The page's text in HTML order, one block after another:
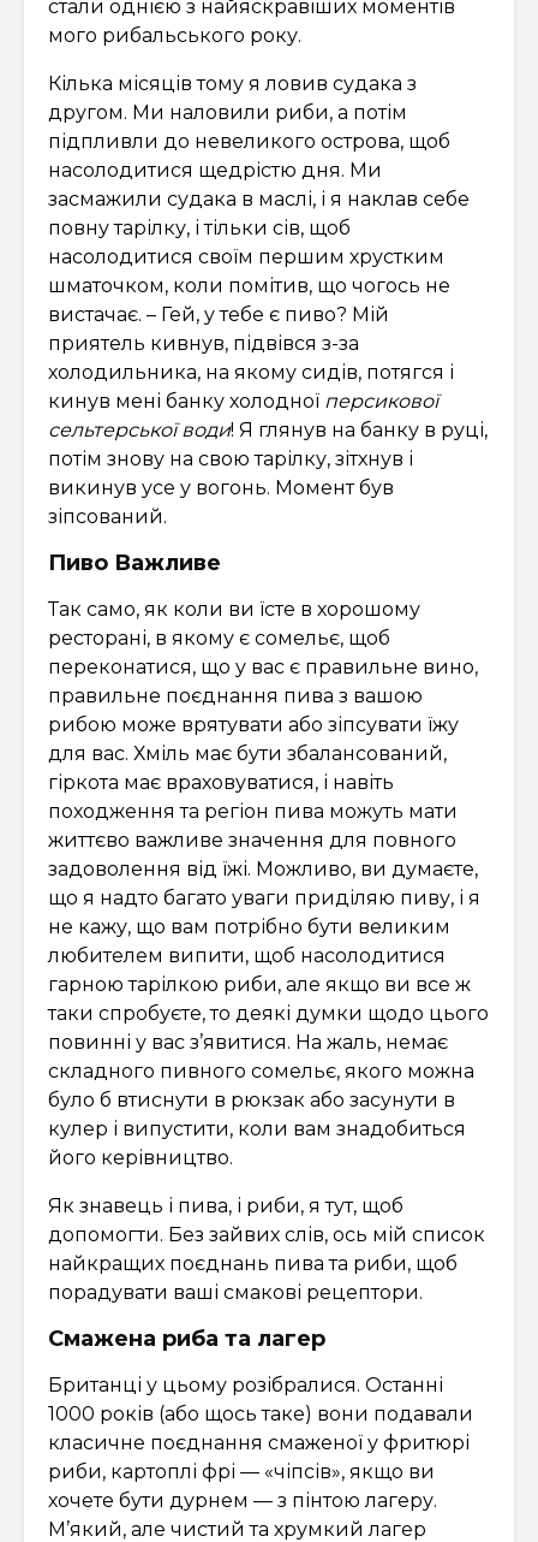
стали однією з найяскравіших моментів
мого рибальського року.
Кілька місяців тому я ловив судака з
другом. Ми наловили риби, а потім
підпливли до невеликого острова, щоб
насолодитися щедрістю дня. Ми
засмажили судака в маслі, і я наклав себе
повну тарілку, і тільки сів, щоб
насолодитися своїм першим хрустким
шматочком, коли помітив, що чогось не
вистачає. – Гей, у тебе є пиво? Мій
приятель кивнув, підвівся з-за
холодильника, на якому сидів, потягся і
кинув мені банку холодної персикової
сельтерської води! Я глянув на банку в руці,
потім знову на свою тарілку, зітхнув і
викинув усе у вогонь. Момент був
зіпсований.
Пиво Важливе
Так само, як коли ви їсте в хорошому
ресторані, в якому є сомельє, щоб
переконатися, що у вас є правильне вино,
правильне поєднання пива з вашою
рибою може врятувати або зіпсувати їжу
для вас. Хміль має бути збалансований,
гіркота має враховуватися, і навіть
походження та регіон пива можуть мати
життєво важливе значення для повного
задоволення від їжі. Можливо, ви думаєте,
що я надто багато уваги приділяю пиву, і я
не кажу, що вам потрібно бути великим
любителем випити, щоб насолодитися
гарною тарілкою риби, але якщо ви все ж
таки спробуєте, то деякі думки щодо цього
повинні у вас з’явитися. На жаль, немає
складного пивного сомельє, якого можна
було б втиснути в рюкзак або засунути в
кулер і випустити, коли вам знадобиться
його керівництво.
Як знавець і пива, і риби, я тут, щоб
допомогти. Без зайвих слів, ось мій список
найкращих поєднань пива та риби, щоб
порадувати ваші смакові рецептори.
Смажена риба та лагер
Британці у цьому розібралися. Останні
1000 років (або щось таке) вони подавали
класичне поєднання смаженої у фритюрі
риби, картоплі фрі — «чіпсів», якщо ви
хочете бути дурнем — з пінтою лагеру.
М’який, але чистий та хрумкий лагер